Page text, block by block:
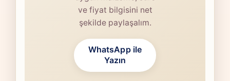
ve fiyat bilgisini net
şekilde paylaşalım.
WhatsApp ile
Yazın